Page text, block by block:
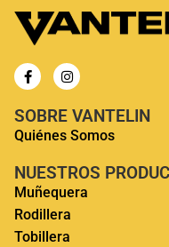
SOBRE VANTELIN
Quiénes Somos
NUESTROS
Muñequera
Rodillera
Tobillera